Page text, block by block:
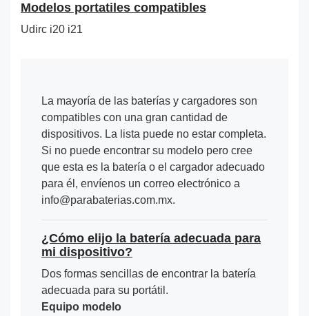
Modelos portatiles compatibles
Udirc i20 i21
La mayoría de las baterías y cargadores son
compatibles con una gran cantidad de
dispositivos. La lista puede no estar completa.
Si no puede encontrar su modelo pero cree
que esta es la batería o el cargador adecuado
para él, envíenos un correo electrónico a
info@parabaterias.com.mx.
¿Cómo elijo la batería adecuada para
mi dispositivo?
Dos formas sencillas de encontrar la batería
adecuada para su portátil.
Equipo modelo